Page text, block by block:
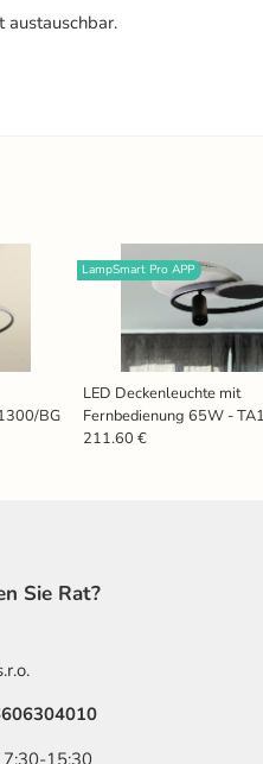
austauschbar.
BG
LED Deckenleuchte mit
Fernbedienung 65W -
LampSmart Pro APP
211.60 €
Sie Rat?
7:30-15:30